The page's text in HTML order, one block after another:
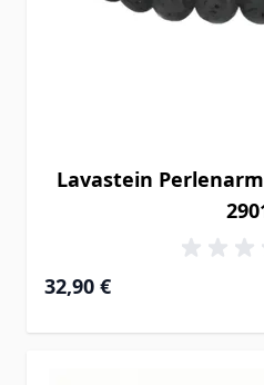
Lavastein
32,90 €